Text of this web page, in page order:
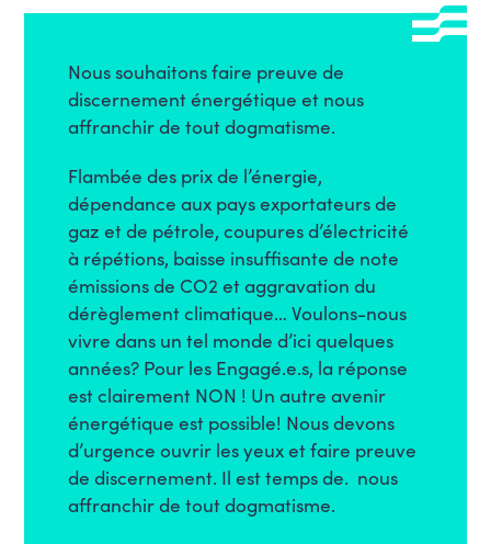
Nous souhaitons faire preuve de
discernement énergétique et nous
affranchir de tout dogmatisme.
Flambée des prix de l’énergie,
dépendance aux pays exportateurs de
gaz et de pétrole, coupures d’électricité
à répétions, baisse insuffisante de note
émissions de CO2 et aggravation du
dérèglement climatique… Voulons-nous
vivre dans un tel monde d’ici quelques
années? Pour les Engagé.e.s, la réponse
est clairement NON ! Un autre avenir
énergétique est possible! Nous devons
d’urgence ouvrir les yeux et faire preuve
de discernement. Il est temps de. nous
affranchir de tout dogmatisme.